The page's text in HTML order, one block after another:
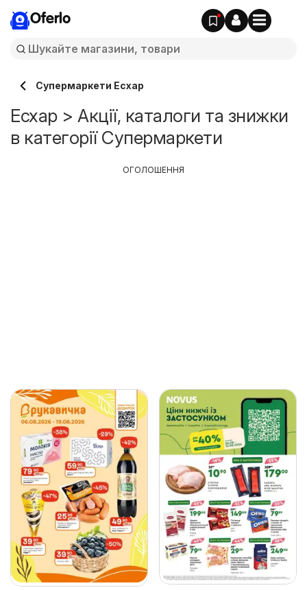
Oferlo
Супермаркети Есхар
Есхар > Акції, каталоги та знижки
в категорії Супермаркети
ОГОЛОШЕННЯ